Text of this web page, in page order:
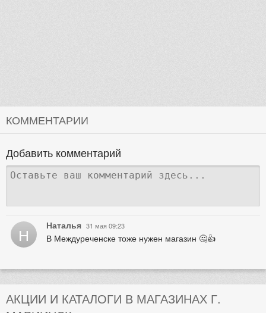
КОММЕНТАРИИ
Добавить комментарий
Н Наталья 31 мая 09:23
В Междуреченске тоже нужен магазин 🤔👍
АКЦИИ И КАТАЛОГИ В МАГАЗИНАХ Г.